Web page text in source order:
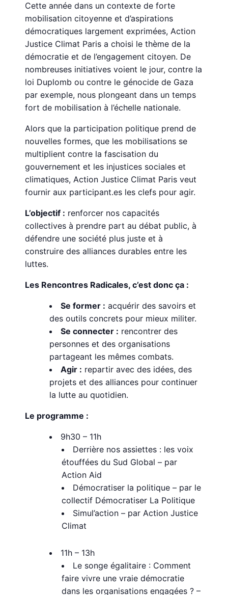
Cette année dans un contexte de forte
mobilisation citoyenne et d’aspirations
démocratiques largement exprimées, Action
Justice Climat Paris a choisi le thème de la
démocratie et de l’engagement citoyen. De
nombreuses initiatives voient le jour, contre la
loi Duplomb ou contre le génocide de Gaza
par exemple, nous plongeant dans un temps
fort de mobilisation à l’échelle nationale.
Alors que la participation politique prend de
nouvelles formes, que les mobilisations se
multiplient contre la fascisation du
gouvernement et les injustices sociales et
climatiques, Action Justice Climat Paris veut
fournir aux participant.es les clefs pour agir.
L’objectif : renforcer nos capacités
collectives à prendre part au débat public, à
défendre une société plus juste et à
construire des alliances durables entre les
luttes.
Les Rencontres Radicales, c’est donc ça :
Se former : acquérir des savoirs et
des outils concrets pour mieux militer.
Se connecter : rencontrer des
personnes et des organisations
partageant les mêmes combats.
Agir : repartir avec des idées, des
projets et des alliances pour continuer
la lutte au quotidien.
Le programme :
9h30 – 11h
Derrière nos assiettes : les voix
étouffées du Sud Global – par
Action Aid
Démocratiser la politique – par le
collectif Démocratiser La Politique
Simul’action – par Action Justice
Climat
11h – 13h
Le songe égalitaire : Comment
faire vivre une vraie démocratie
dans les organisations engagées ? –